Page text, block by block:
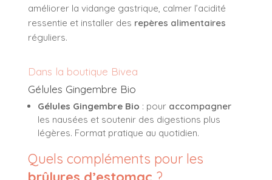
améliorer la vidange gastrique, calmer l’acidité
ressentie et installer des repères alimentaires
réguliers.
Dans la boutique Bivea
Gélules Gingembre Bio
Gélules Gingembre Bio : pour accompagner
les nausées et soutenir des digestions plus
légères. Format pratique au quotidien.
Quels compléments pour les